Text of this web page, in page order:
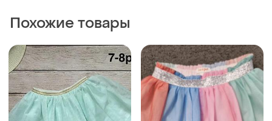
Похожие товары